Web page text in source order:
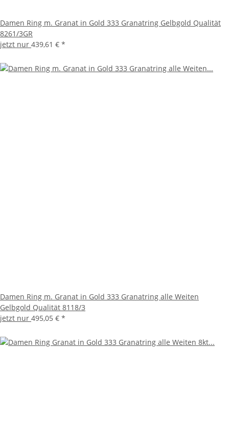
Damen Ring m. Granat in Gold 333 Granatring Gelbgold Qualität
8261/3GR
jetzt nur 439,61 € *
Damen Ring m. Granat in Gold 333 Granatring alle Weiten
Gelbgold Qualität 8118/3
jetzt nur 495,05 € *